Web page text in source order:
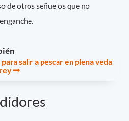
de otros señuelos que no
para salir a pescar en plena veda